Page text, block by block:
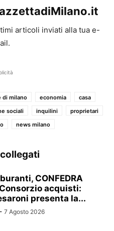
articoli inviati alla tua e-
di milano economia
casa
sociali inquilini
proprietari
news milano
CONFEDRA
acquisti:
presenta la...
- 7 Agosto 2026